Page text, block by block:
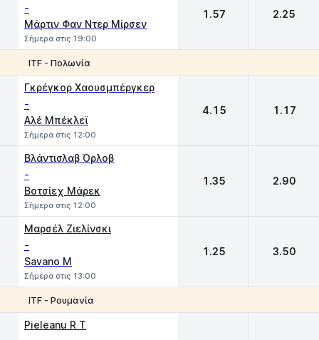
-
Μάρτιν Φαν Ντερ Μίρσεν
Σήμερα στις 19:00
1.57 2.25
ITF - Πολωνία
Γκρέγκορ Χαουσμπέργκερ
-
Αλέ Μπέκλεϊ
Σήμερα στις 12:00
4.15 1.17
Βλάντισλαβ Όρλοβ
-
Βοτσίεχ Μάρεκ
Σήμερα στις 12:00
1.35 2.90
Μαρσέλ Ζιελίνσκι
-
Savano M
Σήμερα στις 13:00
1.25 3.50
ITF - Ρουμανία
Pieleanu R T